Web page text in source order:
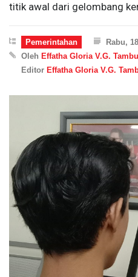
titik awal dari gelombang
Pemerintahan
Rabu,
Oleh Effatha Gloria V.G.
Editor Effatha Gloria V.G.